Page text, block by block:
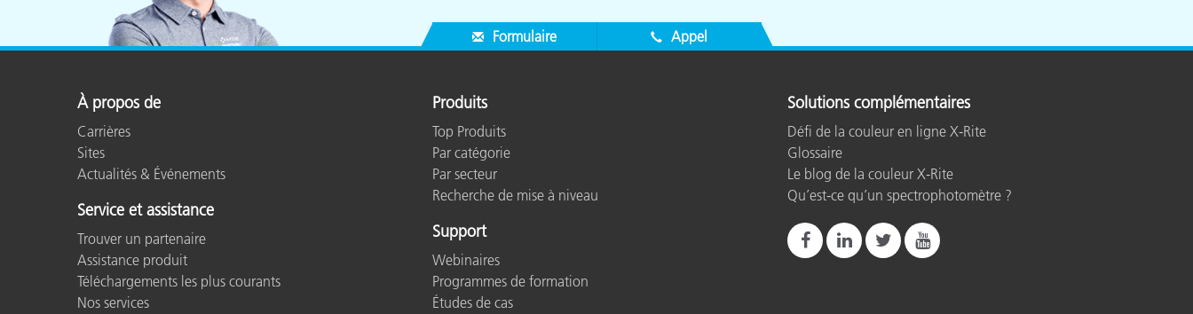
Formulaire Appel
À propos de
Carrières
Sites
Actualités & Événements
Service et assistance
Trouver un partenaire
Assistance produit
Téléchargements les plus courants
Nos services
Produits
Top Produits
Par catégorie
Par secteur
Recherche de mise à niveau
Support
Webinaires
Programmes de formation
Études de cas
Solutions complémentaires
Défi de la couleur en ligne X-Rite
Glossaire
Le blog de la couleur X-Rite
Qu’est-ce qu’un spectrophotomètre ?